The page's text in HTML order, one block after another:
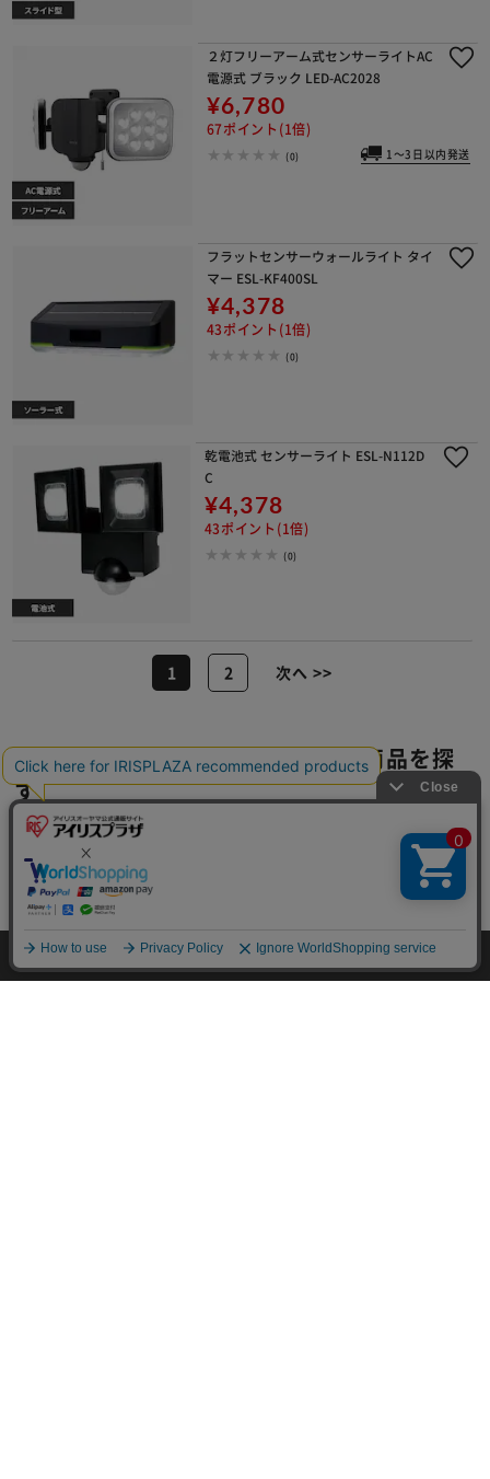
２灯フリーアーム式センサーライトAC
電源式 ブラック LED-AC2028
¥6,780
67ポイント(1倍)
(0) 1～3日以内発送
フラットセンサーウォールライト タイ
マー ESL-KF400SL
¥4,378
43ポイント(1倍)
(0)
乾電池式 センサーライト ESL-N112D
C
¥4,378
43ポイント(1倍)
(0)
1 2 次へ >>
センサーライトの関連カテゴリの商品を探
す
天井照明 電球・蛍光灯
フロアスタンド・ランプ
ワークライト
屋外照明・投光器
HOME ライト・照明器具 センサーライトの通販
HOME 探す ログイン お気に入り お知らせ